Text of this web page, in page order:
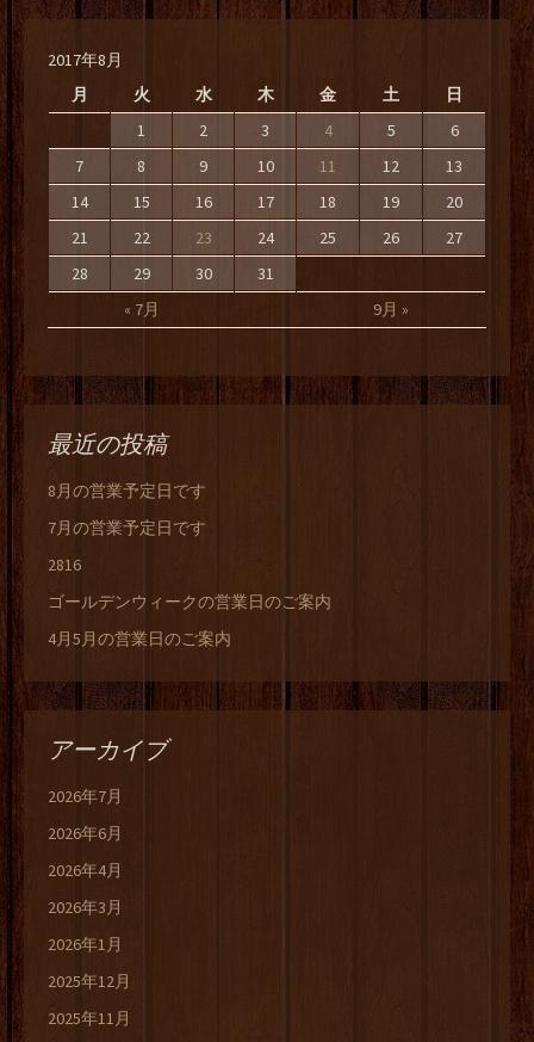
2017年8月
月
火 水 木 金 土 日
« 7月 9月 »
1 2 3 4 5
6
7
8 9 10 11 12
13
14
15 16 17 18 19
20
21
22 23 24 25 26
27
28
29 30 31
最近の投稿
8月の営業予定日です
7月の営業予定日です
2816
ゴールデンウィークの営業日のご案内
4月5月の営業日のご案内
アーカイブ
2026年7月
2026年6月
2026年4月
2026年3月
2026年1月
2025年12月
2025年11月